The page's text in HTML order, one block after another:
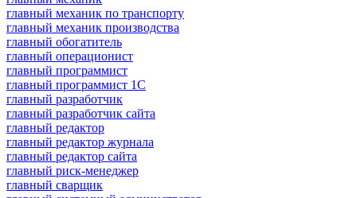
главный механик по транспорту
главный механик производства
главный обогатитель
главный операционист
главный программист
главный программист 1С
главный разработчик
главный разработчик сайта
главный редактор
главный редактор журнала
главный редактор сайта
главный риск-менеджер
главный сварщик